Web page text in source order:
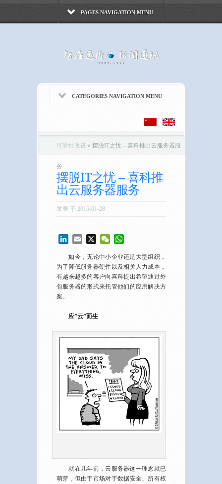
PAGES NAVIGATION MENU
CATEGORIES NAVIGATION MENU
可靠性改进 » 摆脱IT之忧 – 喜科推出云服务器服
务
摆脱IT之忧 – 喜科推
出云服务器服务
发表 于 2015-01-28
LinkedIn
Email X WeChat
如今，无论中小企业还是大型组织，
为了降低服务器硬件以及相关人力成本，
有越来越多的客户向喜科提出希望通过外
包服务器的形式来托管他们的应用解决方
案。
应”云”而生
就在几年前，云服务器这一理念就已
萌芽，但由于市场对于数据安全、所有权